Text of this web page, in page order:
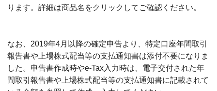
ります。詳細は商品名をクリックしてご確認ください。
なお、2019年4月以降の確定申告より、特定口座年間取引
報告書や上場株式配当等の支払通知書は添付不要になりま
した。申告書作成時やe-Tax入力時は、電子交付された年
間取引報告書や上場株式配当等の支払通知書に記載されて